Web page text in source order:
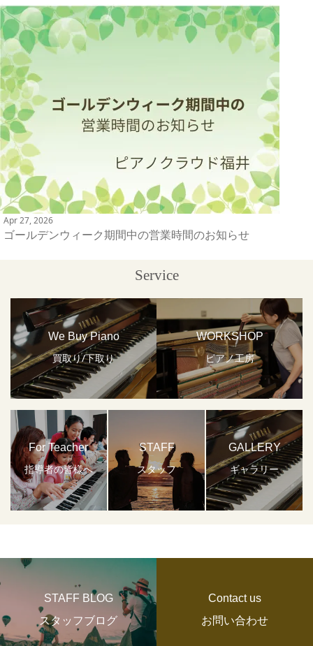
Apr 27, 2026
ゴールデンウィーク期間中の営業時間のお知らせ
Service
We Buy Piano
買取り/下取り
WORKSHOP
ピアノ工房
For Teacher
指導者の皆様へ
STAFF
スタッフ
GALLERY
ギャラリー
STAFF BLOG
スタッフブログ
Contact us
お問い合わせ